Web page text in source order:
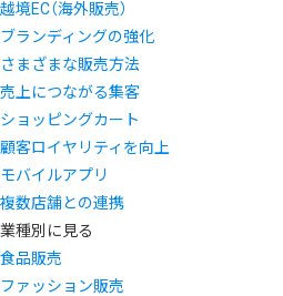
越境EC（海外販売）
ブランディングの強化
さまざまな販売方法
売上につながる集客
ショッピングカート
顧客ロイヤリティを向上
モバイルアプリ
複数店舗との連携
業種別に見る
食品販売
ファッション販売